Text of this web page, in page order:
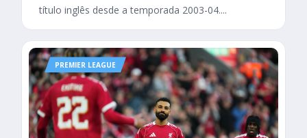
título inglês desde a temporada 2003-04....
PREMIER LEAGUE